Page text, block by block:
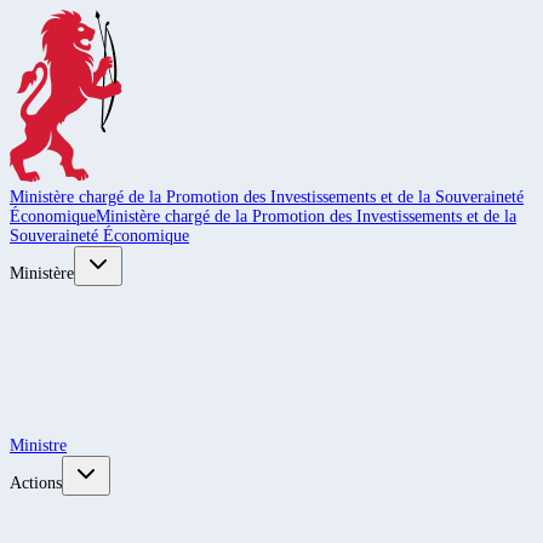
Ministère chargé de la Promotion des Investissements et de la Souveraineté
ÉconomiqueMinistère chargé de la Promotion des Investissements et de la
Souveraineté Économique
Ministère
Ministre
Actions